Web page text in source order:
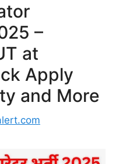
–
at
Apply
and More